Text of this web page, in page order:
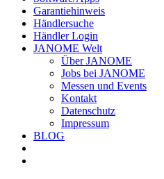
Garantiehinweis
Händlersuche
Händler Login
JANOME Welt
Über JANOME
Jobs bei JANOME
Messen und Events
Kontakt
Datenschutz
Impressum
BLOG